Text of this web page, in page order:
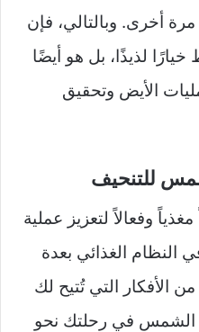
أخرى. وبالتالي، فإن
لذيذًا، بل هو أيضًا
الأيض وتحقيق
للتنحيف
وفعالاً لتعزيز عملية
الغذائي بعدة
الأفكار التي تُتيح لك
الشمس في رحلتك نحو